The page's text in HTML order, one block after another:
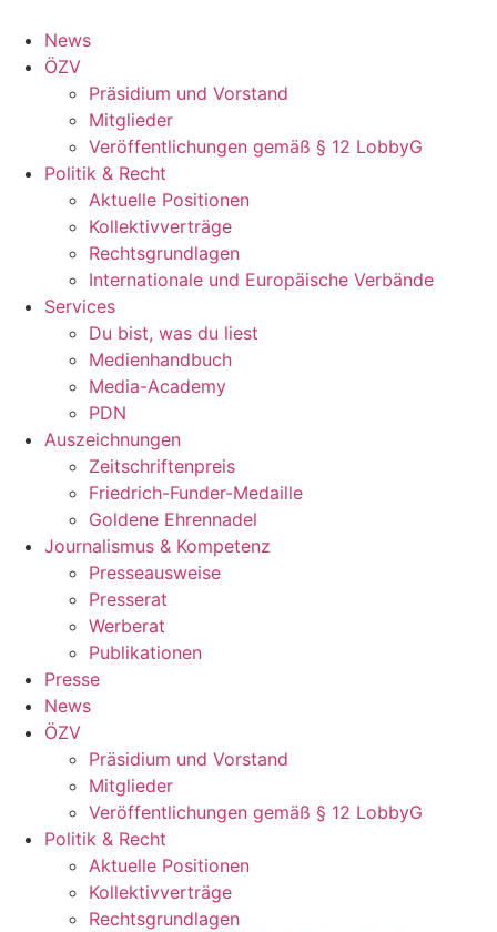
Inhalt
wechseln
News
ÖZV
Präsidium und Vorstand
Mitglieder
Veröffentlichungen gemäß § 12 LobbyG
Politik & Recht
Aktuelle Positionen
Kollektivverträge
Rechtsgrundlagen
Internationale und Europäische Verbände
Services
Du bist, was du liest
Medienhandbuch
Media-Academy
PDN
Auszeichnungen
Zeitschriftenpreis
Friedrich-Funder-Medaille
Goldene Ehrennadel
Journalismus & Kompetenz
Presseausweise
Presserat
Werberat
Publikationen
Presse
News
ÖZV
Präsidium und Vorstand
Mitglieder
Veröffentlichungen gemäß § 12 LobbyG
Politik & Recht
Aktuelle Positionen
Kollektivverträge
Rechtsgrundlagen